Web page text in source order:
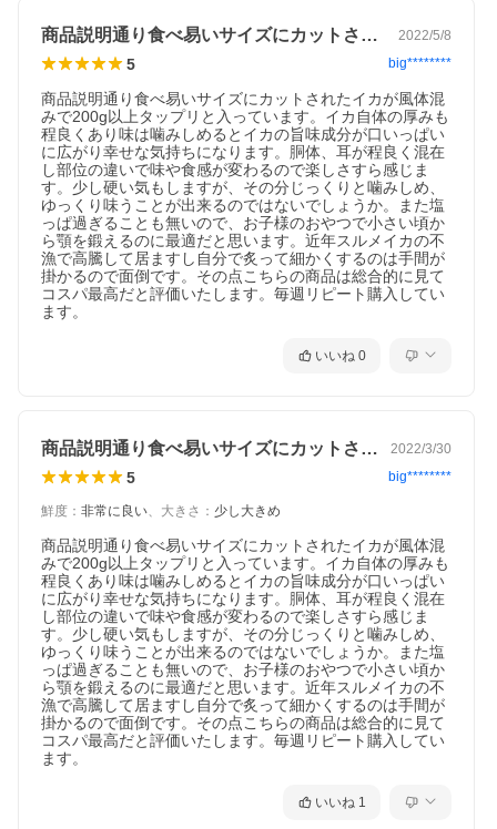
商品説明通り食べ易いサイズにカットされ… 2022/5/8
5 big********
商品説明通り食べ易いサイズにカットされたイカが風体混
みで200g以上タップリと入っています。イカ自体の厚みも
程良くあり味は噛みしめるとイカの旨味成分が口いっぱい
に広がり幸せな気持ちになります。胴体、耳が程良く混在
し部位の違いで味や食感が変わるので楽しさすら感じま
す。少し硬い気もしますが、その分じっくりと噛みしめ、
ゆっくり味うことが出来るのではないでしょうか。また塩
っぱ過ぎることも無いので、お子様のおやつで小さい頃か
ら顎を鍛えるのに最適だと思います。近年スルメイカの不
漁で高騰して居ますし自分で炙って細かくするのは手間が
掛かるので面倒です。その点こちらの商品は総合的に見て
コスパ最高だと評価いたします。毎週リピート購入してい
ます。
いいね 0
商品説明通り食べ易いサイズにカットされ… 2022/3/30
5 big********
鮮度 ： 非常に良い、 大きさ ： 少し大きめ
商品説明通り食べ易いサイズにカットされたイカが風体混
みで200g以上タップリと入っています。イカ自体の厚みも
程良くあり味は噛みしめるとイカの旨味成分が口いっぱい
に広がり幸せな気持ちになります。胴体、耳が程良く混在
し部位の違いで味や食感が変わるので楽しさすら感じま
す。少し硬い気もしますが、その分じっくりと噛みしめ、
ゆっくり味うことが出来るのではないでしょうか。また塩
っぱ過ぎることも無いので、お子様のおやつで小さい頃か
ら顎を鍛えるのに最適だと思います。近年スルメイカの不
漁で高騰して居ますし自分で炙って細かくするのは手間が
掛かるので面倒です。その点こちらの商品は総合的に見て
コスパ最高だと評価いたします。毎週リピート購入してい
ます。
いいね 1